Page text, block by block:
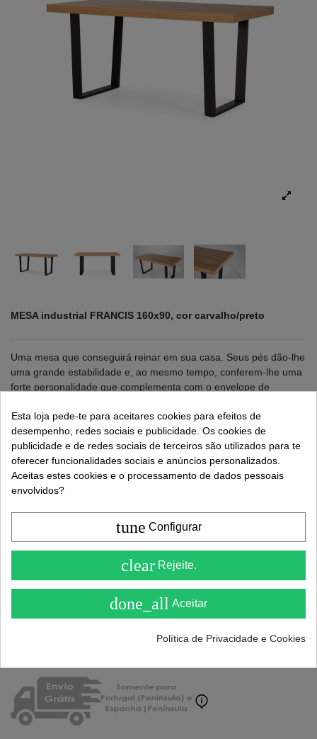
MESA industrial FRANCIS 160x90, cor carvalho/preto
Uma mesa que conseguirá reinar em sua casa. Seus pés dão-lhe
uma grande estabilidade e, ao mesmo tempo, conferem-lhe uma
forte personalidade que complementa com o envelope de
Patas metal pintado em Nego. Mesa de design industrial,
excelente acabamento, ideal para dar brilho à sua sala de jantar.
Altura: 76 cm. Largura: 160 cm. Profundidade: 90 cm.
Lembre-se de usar "PROMO"
Esta loja pede-te para aceitares cookies para efeitos de
desempenho, redes sociais e publicidade. Os cookies de
publicidade e de redes sociais de terceiros são utilizados para te
oferecer funcionalidades sociais e anúncios personalizados.
Aceitas estes cookies e o processamento de dados pessoais
envolvidos?
tune Configurar
clear Rejeite.
done_all Aceitar
Política de Privacidade e Cookies